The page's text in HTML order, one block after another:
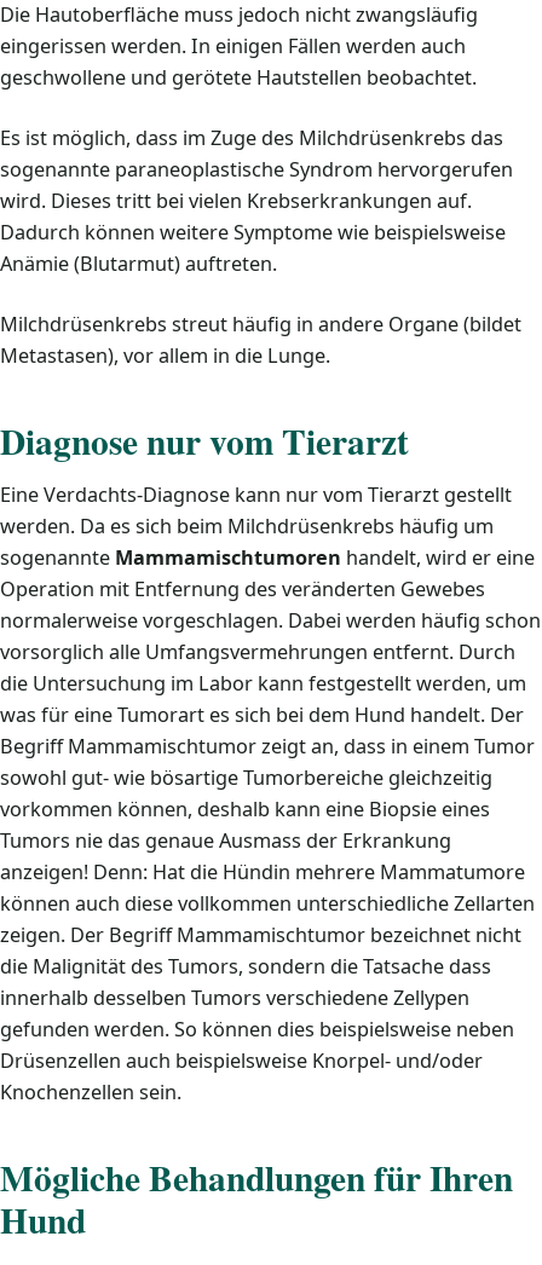
Die Hautoberfläche muss jedoch nicht zwangsläufig
eingerissen werden. In einigen Fällen werden auch
geschwollene und gerötete Hautstellen beobachtet.
Es ist möglich, dass im Zuge des Milchdrüsenkrebs das
sogenannte paraneoplastische Syndrom hervorgerufen
wird. Dieses tritt bei vielen Krebserkrankungen auf.
Dadurch können weitere Symptome wie beispielsweise
Anämie (Blutarmut) auftreten.
Milchdrüsenkrebs streut häufig in andere Organe (bildet
Metastasen), vor allem in die Lunge.
Diagnose nur vom Tierarzt
Eine Verdachts-Diagnose kann nur vom Tierarzt gestellt
werden. Da es sich beim Milchdrüsenkrebs häufig um
sogenannte Mammamischtumoren handelt, wird er eine
Operation mit Entfernung des veränderten Gewebes
normalerweise vorgeschlagen. Dabei werden häufig schon
vorsorglich alle Umfangsvermehrungen entfernt. Durch
die Untersuchung im Labor kann festgestellt werden, um
was für eine Tumorart es sich bei dem Hund handelt. Der
Begriff Mammamischtumor zeigt an, dass in einem Tumor
sowohl gut- wie bösartige Tumorbereiche gleichzeitig
vorkommen können, deshalb kann eine Biopsie eines
Tumors nie das genaue Ausmass der Erkrankung
anzeigen! Denn: Hat die Hündin mehrere Mammatumore
können auch diese vollkommen unterschiedliche Zellarten
zeigen. Der Begriff Mammamischtumor bezeichnet nicht
die Malignität des Tumors, sondern die Tatsache dass
innerhalb desselben Tumors verschiedene Zellypen
gefunden werden. So können dies beispielsweise neben
Drüsenzellen auch beispielsweise Knorpel- und/oder
Knochenzellen sein.
Mögliche Behandlungen für Ihren
Hund